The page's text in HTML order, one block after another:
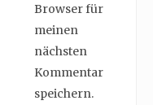
Browser für
meinen
nächsten
Kommentar
speichern.